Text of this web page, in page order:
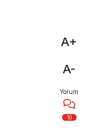
A+
A-
Yorum
10